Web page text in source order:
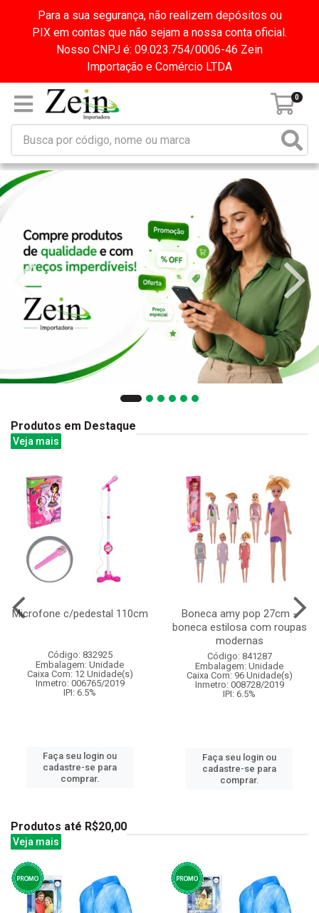
Para a sua segurança, não realizem depósitos ou
PIX em contas que não sejam a nossa conta oficial.
Nosso CNPJ é: 09.023.754/0006-46 Zein
Importação e Comércio LTDA
0
Produtos em Destaque
Veja mais
Microfone c/pedestal 110cm
Código: 832925
Embalagem: Unidade
Caixa Com: 12 Unidade(s)
Inmetro: 006765/2019
IPI: 6.5%
Faça seu login ou
cadastre-se para
comprar.
Boneca amy pop 27cm -
boneca estilosa com roupas
modernas
Código: 841287
Embalagem: Unidade
Caixa Com: 96 Unidade(s)
Inmetro: 008728/2019
IPI: 6.5%
Faça seu login ou
cadastre-se para
comprar.
Produtos até R$20,00
Veja mais